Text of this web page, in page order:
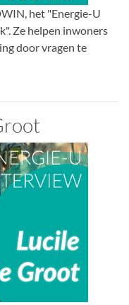
het "Energie-U
Ze helpen inwoners
door vragen te